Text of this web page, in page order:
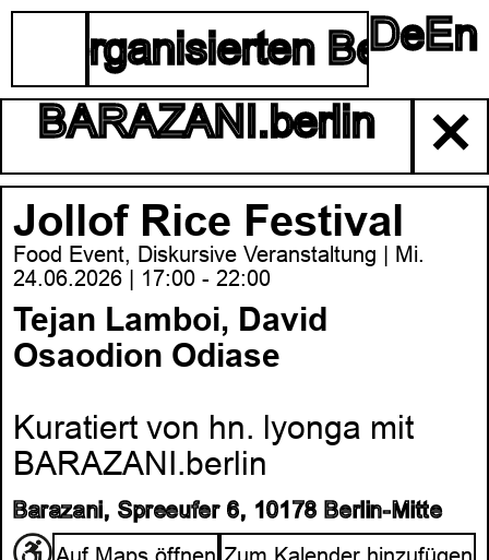
DeEn
BARAZANI.berlin
✕
Jollof Rice Festival
Food Event, Diskursive Veranstaltung | Mi.
24.06.2026 | 17:00 - 22:00
Tejan Lamboi, David
Osaodion Odiase
Kuratiert von hn. lyonga mit
BARAZANI.berlin
Barazani, Spreeufer 6, 10178 Berlin-Mitte